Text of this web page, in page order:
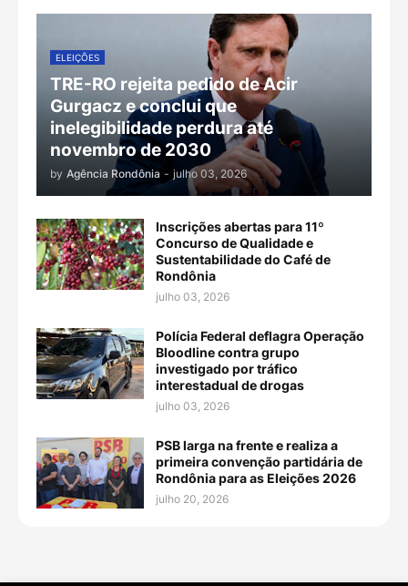
ELEIÇÕES
TRE-RO rejeita pedido de Acir
Gurgacz e conclui que
inelegibilidade perdura até
novembro de 2030
by Agência Rondônia - julho 03, 2026
Inscrições abertas para 11º
Concurso de Qualidade e
Sustentabilidade do Café de
Rondônia
julho 03, 2026
Polícia Federal deflagra Operação
Bloodline contra grupo
investigado por tráfico
interestadual de drogas
julho 03, 2026
PSB larga na frente e realiza a
primeira convenção partidária de
Rondônia para as Eleições 2026
julho 20, 2026